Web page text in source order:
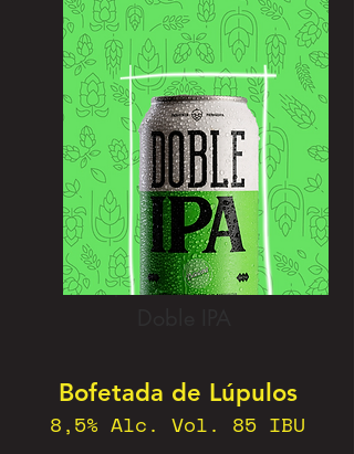
Bofetada de Lúpulos
8,5% Alc. Vol. 85 IBU